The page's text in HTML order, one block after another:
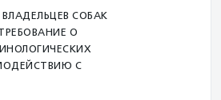
СОБАК
О
С